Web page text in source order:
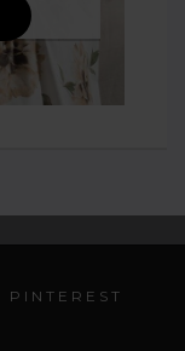
PINTEREST